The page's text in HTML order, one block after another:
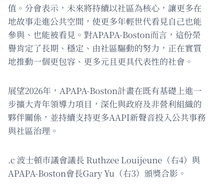
值。分會表示，未來將持續以社區為核心，讓更多在
地故事走進公共空間，使更多年輕世代看見自己也能
參與、也能被看見。對APAPA-Boston而言，這份榮
譽肯定了長期、穩定、由社區驅動的努力，正在實質
地推動一個更包容、更多元且更具代表性的社會。
展望2026年，APAPA-Boston計畫在既有基礎上進一
步擴大青年領導力項目，深化與政府及非營利組織的
夥伴關係，並持續支持更多AAPI新聲音投入公共事務
與社區治理。
.c 波士頓市議會議長 Ruthzee Louijeune（右4）與
APAPA-Boston會長Gary Yu（右3）頒獎合影。